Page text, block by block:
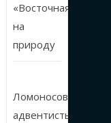
«Восточная»
на
природу
Ломоносовские
адвентисты